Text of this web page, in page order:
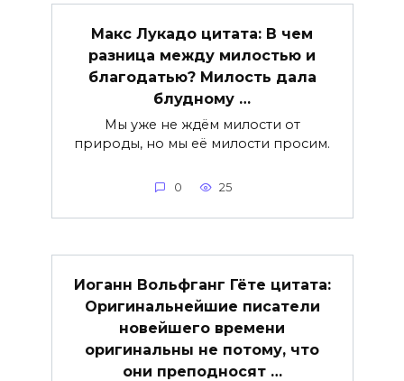
Макс Лукадо цитата: В чем
разница между милостью и
благодатью? Милость дала
блудному …
Мы уже не ждём милости от
природы, но мы её милости просим.
0 25
Иоганн Вольфганг Гёте цитата:
Оригинальнейшие писатели
новейшего времени
оригинальны не потому, что
они преподносят …